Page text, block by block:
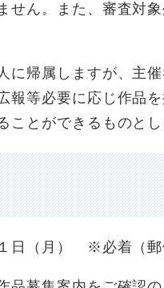
せん。また、審査対
帰属しますが、主催
報等必要に応じ作品
とができるものとし
日（月） ※必着（郵